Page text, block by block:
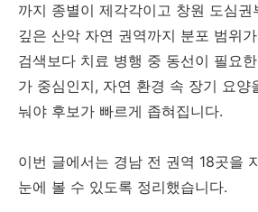
까지 종별이 제각각이고 창원 도심권
깊은 산악 자연 권역까지 분포 범위
검색보다 치료 병행 중 동선이 필요
가 중심인지, 자연 환경 속 장기 요양
눠야 후보가 빠르게 좁혀집니다.
이번 글에서는 경남 전 권역 18곳을
눈에 볼 수 있도록 정리했습니다.